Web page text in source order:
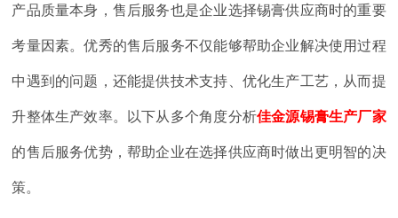
产品质量本身，售后服务也是企业选择锡膏供应商时的重要
考量因素。优秀的售后服务不仅能够帮助企业解决使用过程
中遇到的问题，还能提供技术支持、优化生产工艺，从而提
升整体生产效率。以下从多个角度分析佳金源锡膏生产厂家
的售后服务优势，帮助企业在选择供应商时做出更明智的决
策。